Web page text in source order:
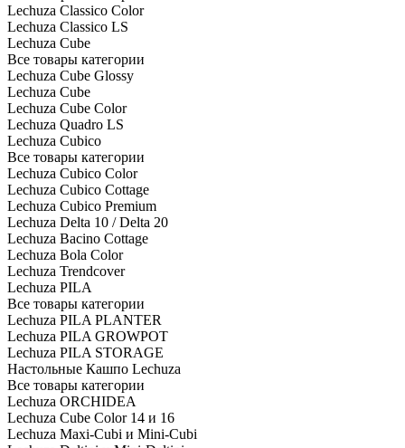
Lechuza Classico Color
Lechuza Classico LS
Lechuza Cube
Все товары категории
Lechuza Cube Glossy
Lechuza Cube
Lechuza Cube Color
Lechuza Quadro LS
Lechuza Cubico
Все товары категории
Lechuza Cubico Color
Lechuza Cubico Cottage
Lechuza Cubico Premium
Lechuza Delta 10 / Delta 20
Lechuza Bacino Cottage
Lechuza Bola Color
Lechuza Trendcover
Lechuza PILA
Все товары категории
Lechuza PILA PLANTER
Lechuza PILA GROWPOT
Lechuza PILA STORAGE
Настольные Кашпо Lechuza
Все товары категории
Lechuza ORCHIDEA
Lechuza Cube Color 14 и 16
Lechuza Maxi-Cubi и Mini-Cubi